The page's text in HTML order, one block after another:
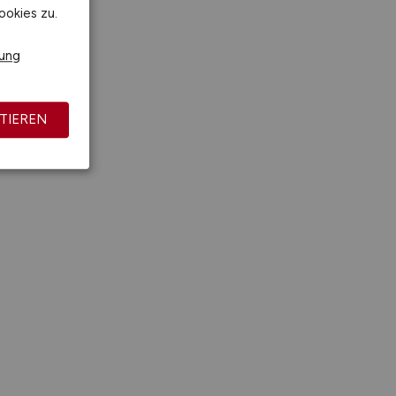
zu.